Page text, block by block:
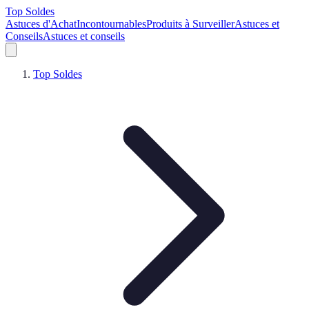
Top Soldes
Astuces d'AchatIncontournablesProduits à SurveillerAstuces et
ConseilsAstuces et conseils
Top Soldes